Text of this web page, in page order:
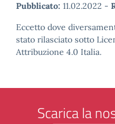
Pubblicato: 11.02.2022 -
Eccetto dove
stato rilasciato sotto
Attribuzione 4.0 Italia.
Scarica la